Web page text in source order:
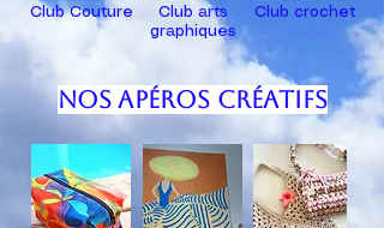
Club Couture Club crochet
Club arts
graphiques
Nos apéros créatifs